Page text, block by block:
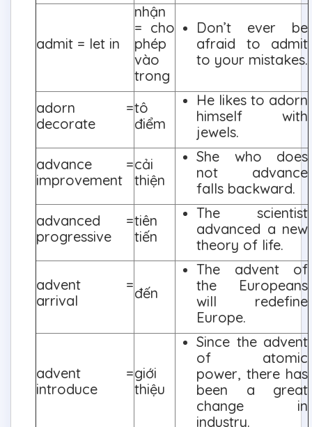
admit = let in
nhận
= cho
phép
vào
trong
Don’t ever be
afraid to admit
to your mistakes.
adorn =
decorate
tô
điểm
He likes to adorn
himself with
jewels.
advance =
improvement
cải
thiện
She who does
not advance
falls backward.
advanced =
progressive
tiên
tiến
The scientist
advanced a new
theory of life.
advent =
arrival
đến
The advent of
the Europeans
will redefine
Europe.
advent =
introduce
giới
thiệu
Since the advent
of atomic
power, there has
been a great
change in
industry.